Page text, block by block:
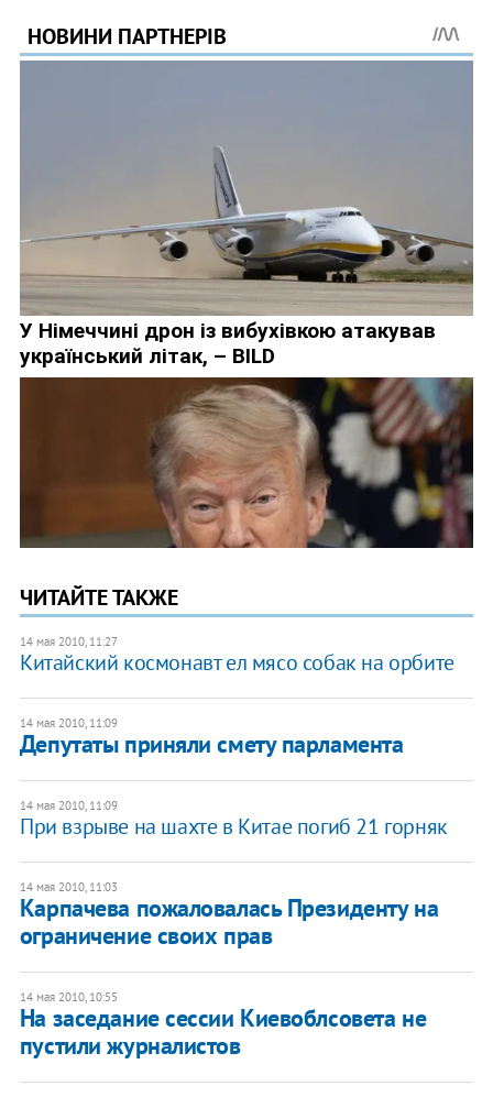
ЧИТАЙТЕ ТАКЖЕ
14 мая 2010, 11:27
Китайский космонавт ел мясо собак на орбите
14 мая 2010, 11:09
Депутаты приняли смету парламента
14 мая 2010, 11:09
При взрыве на шахте в Китае погиб 21 горняк
14 мая 2010, 11:03
Карпачева пожаловалась Президенту на
ограничение своих прав
14 мая 2010, 10:55
На заседание сессии Киевоблсовета не
пустили журналистов